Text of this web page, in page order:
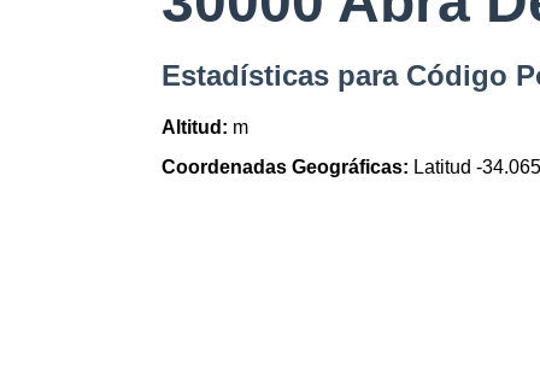
Estadísticas para Código
Altitud: m
Coordenadas Geográficas: Latitud -